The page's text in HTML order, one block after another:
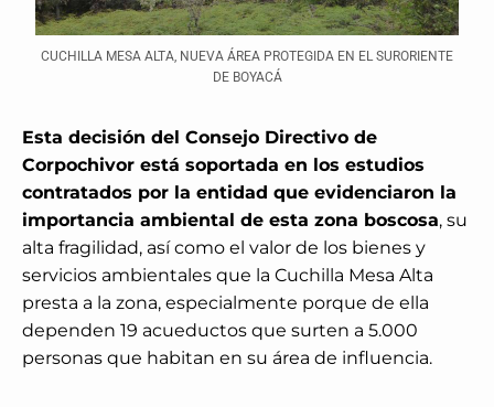
CUCHILLA MESA ALTA, NUEVA ÁREA PROTEGIDA EN EL SURORIENTE
DE BOYACÁ
Esta decisión del Consejo Directivo de
Corpochivor está soportada en los estudios
contratados por la entidad que evidenciaron la
importancia ambiental de esta zona boscosa, su
alta fragilidad, así como el valor de los bienes y
servicios ambientales que la Cuchilla Mesa Alta
presta a la zona, especialmente porque de ella
dependen 19 acueductos que surten a 5.000
personas que habitan en su área de influencia.